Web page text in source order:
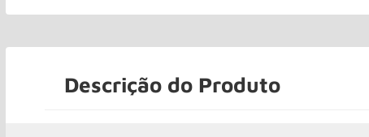
Descrição do Produto